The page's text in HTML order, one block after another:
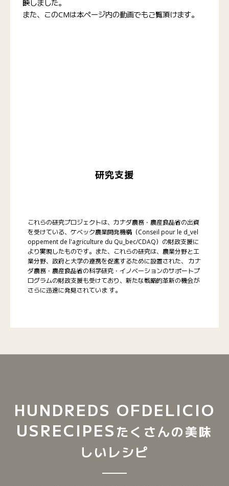
映しました。
また、このCMは本ページ内の動画でもご覧頂けます。
研究支援
これらの研究プロジェクトは、カナダ農務・農産食品省の出資
を受けている、ケベック農業開発機構（Conseil pour le d_vel
oppement de l'agriculture du Qu_bec/CDAQ）の財政支援に
より実現したものです。また、これらの研究は、農業分野と工
業分野、政府と大学の連携を促進するために設置された、 カナ
ダ農務・農産食品省の科学研究・イノベーションのサポートプ
ログラムの財政支援も受けており、新たな戦略的革新の機会が
さらに迅速に発見されていま す。
HUNDREDS OFDELICIO
USRECIPES たくさんの美味
しいレシピ